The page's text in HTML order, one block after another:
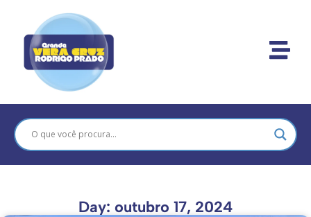
Day: outubro 17, 2024